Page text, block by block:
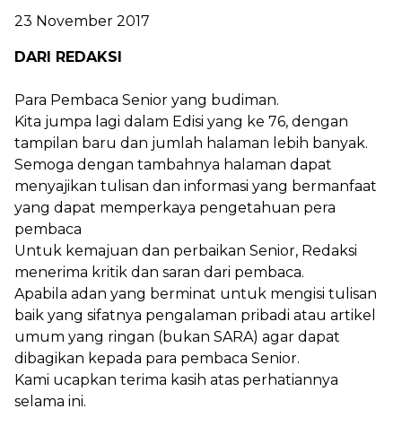
Informasi
Layanan
Situs Lain
Login
23 November 2017
DARI REDAKSI
Para Pembaca Senior yang budiman.
Kita jumpa lagi dalam Edisi yang ke 76, dengan
tampilan baru dan jumlah halaman lebih banyak.
Semoga dengan tambahnya halaman dapat
menyajikan tulisan dan informasi yang bermanfaat
yang dapat memperkaya pengetahuan pera
pembaca
Untuk kemajuan dan perbaikan Senior, Redaksi
menerima kritik dan saran dari pembaca.
Apabila adan yang berminat untuk mengisi tulisan
baik yang sifatnya pengalaman pribadi atau artikel
umum yang ringan (bukan SARA) agar dapat
dibagikan kepada para pembaca Senior.
Kami ucapkan terima kasih atas perhatiannya
selama ini.